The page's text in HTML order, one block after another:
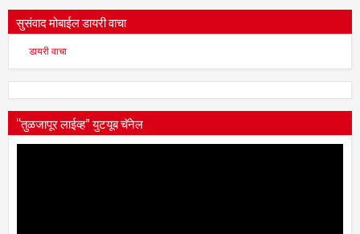
सुसंवाद मोबाईल डायरी वाचा
“तुळजापूर लाईव्ह” युटयूब चॅनेल